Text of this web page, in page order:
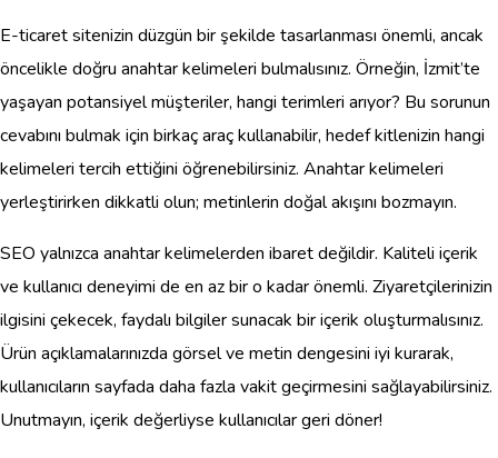
E-ticaret sitenizin düzgün bir şekilde tasarlanması önemli, ancak
öncelikle doğru anahtar kelimeleri bulmalısınız. Örneğin, İzmit’te
yaşayan potansiyel müşteriler, hangi terimleri arıyor? Bu sorunun
cevabını bulmak için birkaç araç kullanabilir, hedef kitlenizin hangi
kelimeleri tercih ettiğini öğrenebilirsiniz. Anahtar kelimeleri
yerleştirirken dikkatli olun; metinlerin doğal akışını bozmayın.
SEO yalnızca anahtar kelimelerden ibaret değildir. Kaliteli içerik
ve kullanıcı deneyimi de en az bir o kadar önemli. Ziyaretçilerinizin
ilgisini çekecek, faydalı bilgiler sunacak bir içerik oluşturmalısınız.
Ürün açıklamalarınızda görsel ve metin dengesini iyi kurarak,
kullanıcıların sayfada daha fazla vakit geçirmesini sağlayabilirsiniz.
Unutmayın, içerik değerliyse kullanıcılar geri döner!